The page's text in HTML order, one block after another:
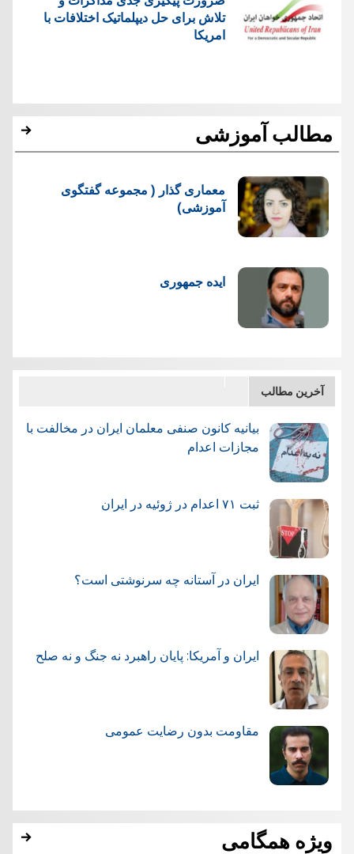
تلاش برای حل دیپلماتیک اختلافات با
امریکا
مطالب آموزشی
معماری گذار ( مجموعه گفتگوی
آموزشی)
ایده جمهوری
آخرین مطالب
بیانیه کانون صنفی معلمان ایران در مخالفت با
مجازات اعدام
ثبت ۷۱ اعدام در ژوئيه در ایران
ایران در آستانه چه سرنوشتی است؟
ایران و آمریکا: پایان راهبرد نه جنگ و نه صلح
مقاومت بدون رضایت عمومی
ویژه همگامی